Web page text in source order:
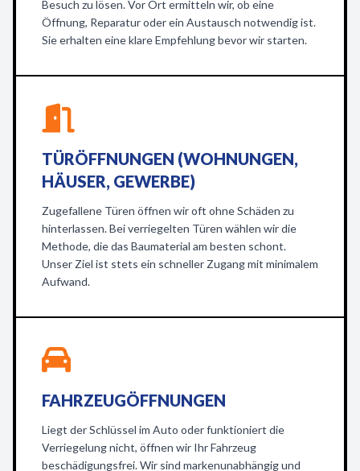
Besuch zu lösen. Vor Ort ermitteln wir, ob eine
Öffnung, Reparatur oder ein Austausch notwendig ist.
Sie erhalten eine klare Empfehlung bevor wir starten.
TÜRÖFFNUNGEN (WOHNUNGEN,
HÄUSER, GEWERBE)
Zugefallene Türen öffnen wir oft ohne Schäden zu
hinterlassen. Bei verriegelten Türen wählen wir die
Methode, die das Baumaterial am besten schont.
Unser Ziel ist stets ein schneller Zugang mit minimalem
Aufwand.
FAHRZEUGÖFFNUNGEN
Liegt der Schlüssel im Auto oder funktioniert die
Verriegelung nicht, öffnen wir Ihr Fahrzeug
beschädigungsfrei. Wir sind markenunabhängig und